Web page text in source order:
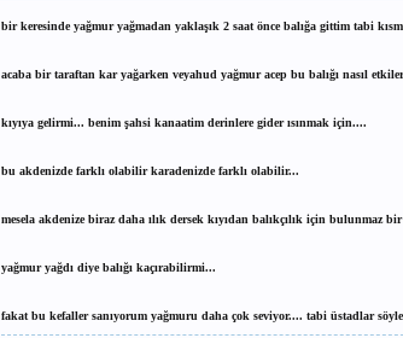
bir keresinde yağmur yağmadan yaklaşık 2 saat önce balığa gittim tabi
acaba bir taraftan kar yağarken veyahud yağmur acep bu balığı nasıl
kıyıya gelirmi... benim şahsi kanaatim derinlere gider ısınmak için....
bu akdenizde farklı olabilir karadenizde farklı olabilir...
mesela akdenize biraz daha ılık dersek kıyıdan balıkçılık için bulunmaz
yağmur yağdı diye balığı kaçırabilirmi...
fakat bu kefaller sanıyorum yağmuru daha çok seviyor.... tabi üstadlar